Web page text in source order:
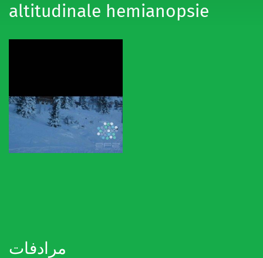
altitudinale hemianopsie
مرادفات